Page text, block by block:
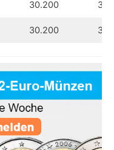
30.200
30.200